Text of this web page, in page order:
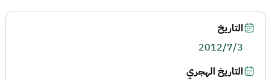
التاريخ
2012/7/3
التاريخ الهجري